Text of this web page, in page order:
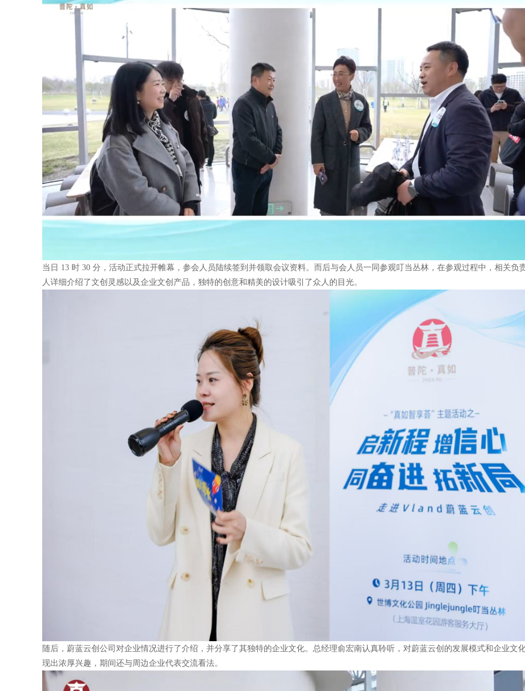
当日 13 时 30 分，活动正式拉开帷幕，参会人员陆续签到并领取会议资料。而后与会人员一同参观叮当丛林，在参观过程中，相关负
人详细介绍了文创灵感以及企业文创产品，独特的创意和精美的设计吸引了众人的目光。
随后，蔚蓝云创公司对企业情况进行了介绍，并分享了其独特的企业文化。总经理俞宏南认真聆听，对蔚蓝云创的发展模式和企业文
现出浓厚兴趣，期间还与周边企业代表交流看法。